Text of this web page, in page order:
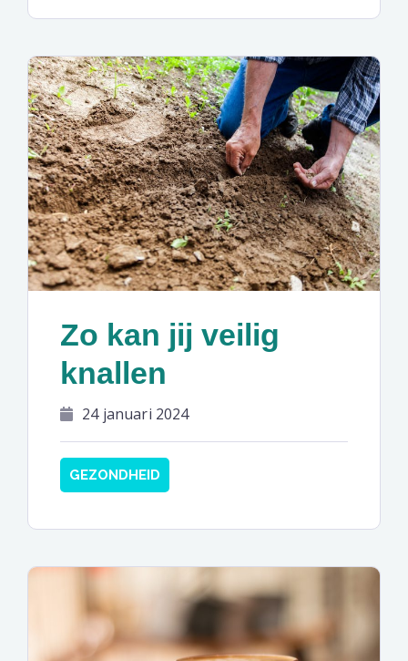
Zo kan jij veilig
knallen
24 januari 2024
GEZONDHEID